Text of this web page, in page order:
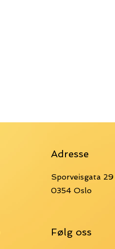
Adresse
Sporveisgata 29
0354 Oslo
Følg oss